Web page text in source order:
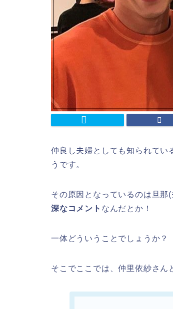
仲良し夫婦としても知られてい
うです。
その原因となっているのは旦
深なコメント なんだとか！
一体どういうことでしょうか？
そこでここでは、仲里依紗さん